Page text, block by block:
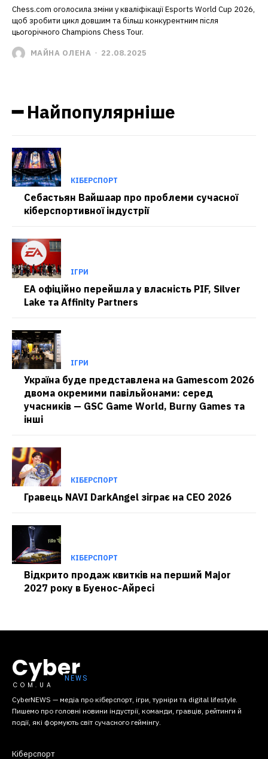
Chess.com оголосила зміни у кваліфікації Esports World Cup 2026,
щоб зробити цикл довшим та більш конкурентним після
цьогорічного Champions Chess Tour.
МАЙНА ОЛЕНА - 22.08.2025
━ Найпопулярніше
КІБЕРСПОРТ
Себастьян Вайшаар про проблеми сучасної
кіберспортивної індустрії
ІГРИ
EA офіційно перейшла у власність PIF, Silver
Lake та Affinity Partners
ІГРИ
Україна буде представлена на Gamescom 2026
двома окремими павільйонами: серед
учасників — GSC Game World, Burny Games та
інші
КІБЕРСПОРТ
Гравець NAVI DarkAngel зіграє на CEO 2026
КІБЕРСПОРТ
Відкрито продаж квитків на перший Major
2027 року в Буенос-Айресі
Cyber
COM.UA
CyberNEWS — медіа про кіберспорт, ігри, турніри та digital lifestyle.
Пишемо про головні новини індустрії, команди, гравців, рейтинги й
події, які формують світ сучасного геймінгу.
Кіберспорт